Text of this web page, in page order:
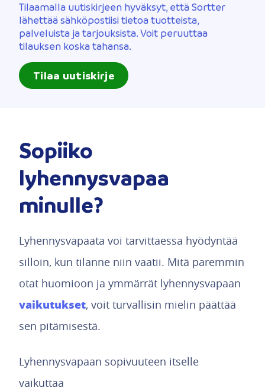
Tilaamalla uutiskirjeen hyväksyt, että Sortter
lähettää sähköpostiisi tietoa tuotteista,
palveluista ja tarjouksista. Voit peruuttaa
tilauksen koska tahansa.
Tilaa uutiskirje
Sopiiko
lyhennysvapaa
minulle?
Lyhennysvapaata voi tarvittaessa hyödyntää
silloin, kun tilanne niin vaatii. Mitä paremmin
otat huomioon ja ymmärrät lyhennysvapaan
vaikutukset, voit turvallisin mielin päättää
sen pitämisestä.
Lyhennysvapaan sopivuuteen itselle
vaikuttaa